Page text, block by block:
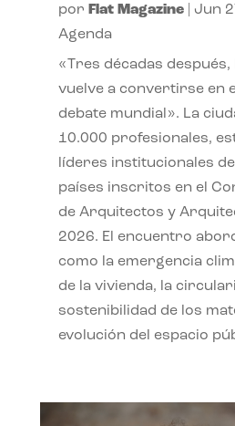
por Flat Magazine| Jun
Agenda
«Tres décadas después,
vuelve a convertirse en
debate mundial». La
10.000 profesionales,
líderes institucionales
países inscritos en el
de Arquitectos y
2026. El encuentro
como la emergencia
de la vivienda, la
sostenibilidad de los
evolución del espacio